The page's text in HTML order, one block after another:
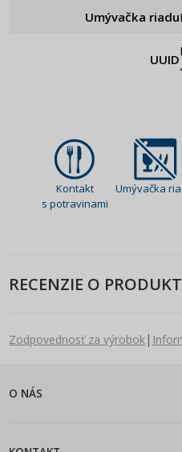
Umývačka riadu
UUID
Kontakt
s potravinami
Umývačka
RECENZIE O
Zodpovednosť za výrobok|
O NÁS